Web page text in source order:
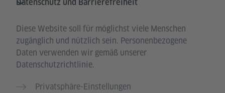
Datenschutz und Barrierefreiheit
Diese Website soll für möglichst viele Menschen
zugänglich und nützlich sein. Personenbezogene
Daten verwenden wir gemäß unserer
Datenschutzrichtlinie.
Privatsphäre-Einstellungen